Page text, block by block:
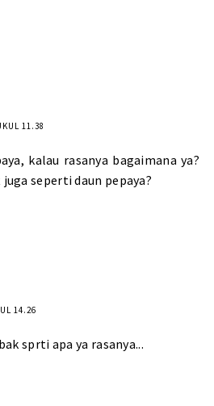
11.38
kalau rasanya bagaimana ya?
seperti daun pepaya?
14.26
sprti apa ya rasanya...